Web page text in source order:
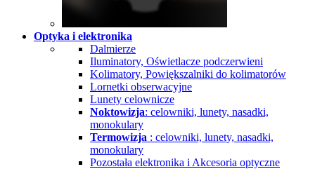
Optyka i elektronika
Dalmierze
Iluminatory, Oświetlacze podczerwieni
Kolimatory, Powiększalniki do kolimatorów
Lornetki obserwacyjne
Lunety celownicze
Noktowizja: celowniki, lunety, nasadki,
monokulary
Termowizja : celowniki, lunety, nasadki,
monokulary
Pozostała elektronika i Akcesoria optyczne